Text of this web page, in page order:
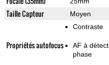
Taille Capteur Moyen
Propriétés autofocus
Contraste
AF à
phase